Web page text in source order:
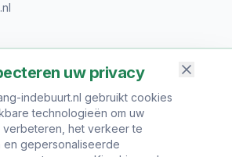
Neem contact op om uw praktijk
uw privacy
indebuurt.nl gebruikt cookies
technologieën om uw
verbeteren, het verkeer te
en gepersonaliseerde